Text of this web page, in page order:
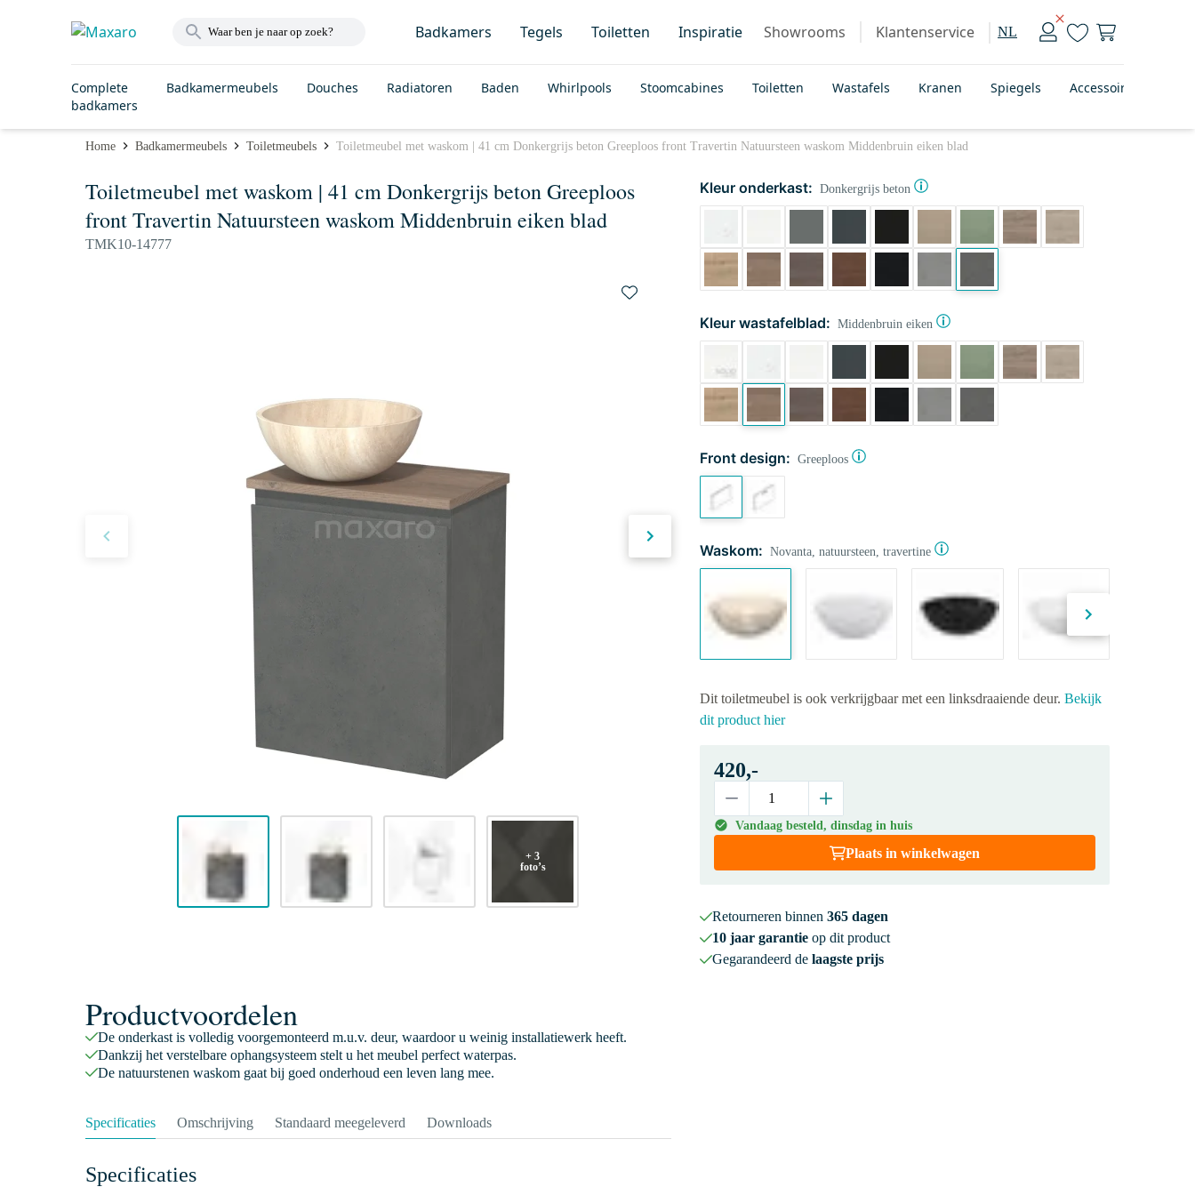
Badkamers Tegels Toiletten Inspiratie Showrooms Klantenservice NL
Complete
badkamers
Badkamermeubels Douches Radiatoren Baden Whirlpools Stoomcabines Toiletten Wastafels Kranen Spiegels Accessoires
Home Badkamermeubels Toiletmeubels Toiletmeubel met waskom | 41 cm Donkergrijs beton Greeploos front Travertin Natuursteen waskom Middenbruin eiken blad
Toiletmeubel met waskom | 41 cm Donkergrijs beton Greeploos
front Travertin Natuursteen waskom Middenbruin eiken blad
TMK10-14777
+ 3
foto’s
Dit toiletmeubel is ook verkrijgbaar met een linksdraaiende deur. Bekijk
dit product hier
Kleur onderkast: Donkergrijs beton
Kleur wastafelblad: Middenbruin eiken
Front design: Greeploos
Waskom: Novanta, natuursteen, travertine
420,-
Vandaag besteld, dinsdag in huis
Plaats in winkelwagen
Retourneren binnen 365 dagen
10 jaar garantieop dit product
Gegarandeerd de laagste prijs
Productvoordelen
De onderkast is volledig voorgemonteerd m.u.v. deur, waardoor u weinig installatiewerk heeft.
Dankzij het verstelbare ophangsysteem stelt u het meubel perfect waterpas.
De natuurstenen waskom gaat bij goed onderhoud een leven lang mee.
Specificaties Omschrijving Standaard meegeleverd Downloads
Specificaties